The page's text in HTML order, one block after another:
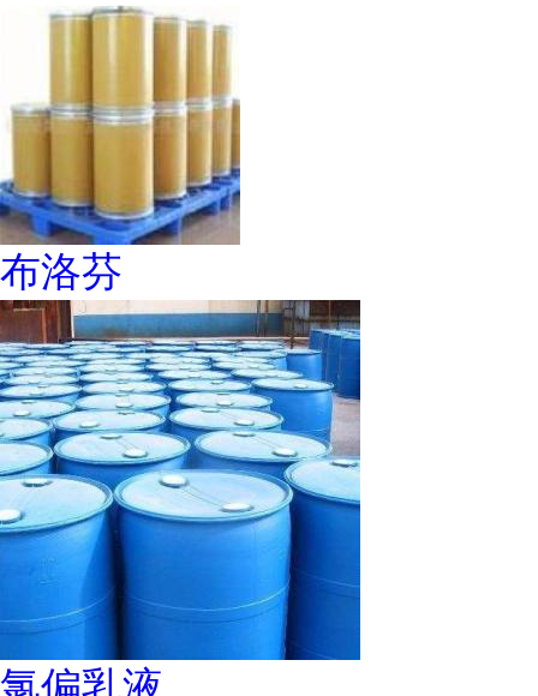
布洛芬
氯偏乳液